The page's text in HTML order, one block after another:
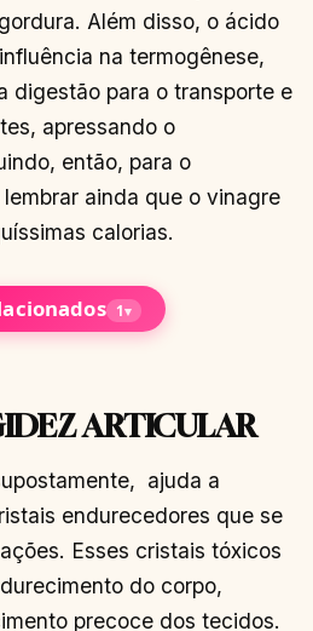
Além disso, o ácido
na termogênese,
digestão para o transporte e
apressando o
então, para o
ainda que o vinagre
calorias.
1▾
ARTICULAR
ajuda a
endurecedores que se
Esses cristais tóxicos
do corpo,
precoce dos tecidos.